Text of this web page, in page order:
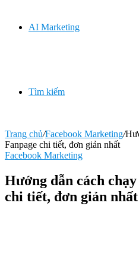
AI Marketing
Tìm kiếm
Trang chủ/Facebook Marketing/
Fanpage chi tiết, đơn giản nhất
Facebook Marketing
Hướng dẫn cách
chi tiết, đơn giản nhất